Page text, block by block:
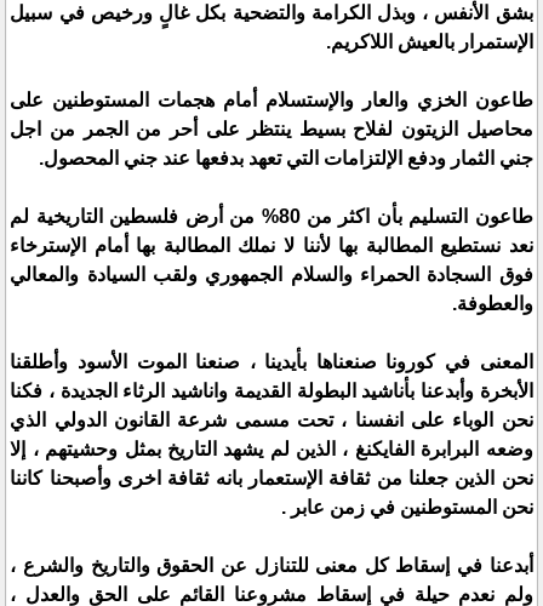
بشق الأنفس ، وبذل الكرامة والتضحية بكل غالٍ ورخيص في سبيل
الإستمرار بالعيش اللاكريم.
طاعون الخزي والعار والإستسلام أمام هجمات المستوطنين على
محاصيل الزيتون لفلاح بسيط ينتظر على أحر من الجمر من اجل
جني الثمار ودفع الإلتزامات التي تعهد بدفعها عند جني المحصول.
طاعون التسليم بأن اكثر من 80% من أرض فلسطين التاريخية لم
نعد نستطيع المطالبة بها لأننا لا نملك المطالبة بها أمام الإسترخاء
فوق السجادة الحمراء والسلام الجمهوري ولقب السيادة والمعالي
والعطوفة.
المعنى في كورونا صنعناها بأيدينا ، صنعنا الموت الأسود وأطلقنا
الأبخرة وأبدعنا بأناشيد البطولة القديمة واناشيد الرثاء الجديدة ، فكنا
نحن الوباء على انفسنا ، تحت مسمى شرعة القانون الدولي الذي
وضعه البرابرة الفايكنغ ، الذين لم يشهد التاريخ بمثل وحشيتهم ، إلا
نحن الذين جعلنا من ثقافة الإستعمار بانه ثقافة اخرى وأصبحنا كاننا
نحن المستوطنين في زمن عابر .
أبدعنا في إسقاط كل معنى للتنازل عن الحقوق والتاريخ والشرع ،
ولم نعدم حيلة في إسقاط مشروعنا القائم على الحق والعدل ،